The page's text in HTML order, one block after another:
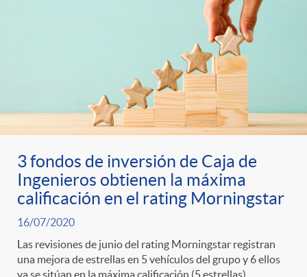
3 fondos de inversión de Caja de
Ingenieros obtienen la máxima
calificación en el rating Morningstar
16/07/2020
Las revisiones de junio del rating Morningstar registran
una mejora de estrellas en 5 vehículos del grupo y 6 ellos
ya se sitúan en la máxima calificación (5 estrellas)